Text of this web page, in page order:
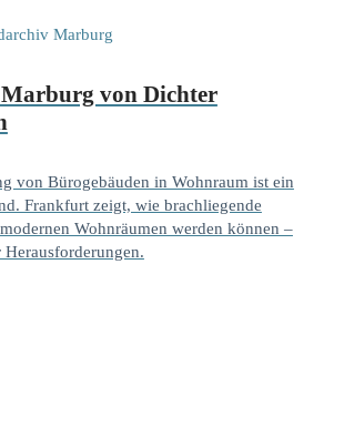
von Dichter
von Bürogebäuden in Wohnraum ist ein
Frankfurt zeigt, wie brachliegende
Wohnräumen werden können –